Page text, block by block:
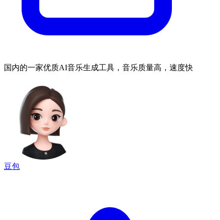
国内的一家优质AI音乐生成工具，音乐质量高，速度快
豆包